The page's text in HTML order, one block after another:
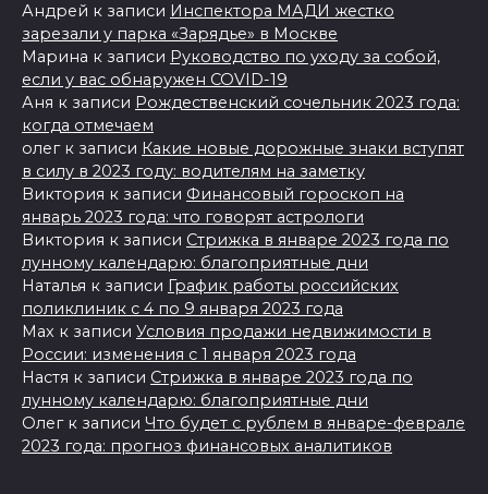
Андрей к записи Инспектора МАДИ жестко
зарезали у парка «Зарядье» в Москве
Марина к записи Руководство по уходу за собой,
если у вас обнаружен COVID-19
Аня к записи Рождественский сочельник 2023 года:
когда отмечаем
олегк записи Какие новые дорожные знаки вступят
в силу в 2023 году: водителям на заметку
Виктория к записи Финансовый гороскоп на
январь 2023 года: что говорят астрологи
Виктория к записи Стрижка в январе 2023 года по
лунному календарю: благоприятные дни
Наталья к записи График работы российских
поликлиник с 4 по 9 января 2023 года
Max к записи Условия продажи недвижимости в
России: изменения с 1 января 2023 года
Настя к записи Стрижка в январе 2023 года по
лунному календарю: благоприятные дни
Олегк записи Что будет с рублем в январе-феврале
2023 года: прогноз финансовых аналитиков